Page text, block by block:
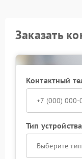
Заказать
Контактный
Тип
Выберите